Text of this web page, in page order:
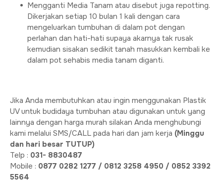
Mengganti Media Tanam atau disebut juga repotting.
Dikerjakan setiap 10 bulan 1 kali dengan cara
mengeluarkan tumbuhan di dalam pot dengan
perlahan dan hati-hati supaya akarnya tak rusak
kemudian sisakan sedikit tanah masukkan kembali ke
dalam pot sehabis media tanam diganti.
Jika Anda membutuhkan atau ingin menggunakan Plastik
UV untuk budidaya tumbuhan atau digunakan untuk yang
lainnya dengan harga murah silakan Anda menghubungi
kami melalui SMS/CALL pada hari dan jam kerja (Minggu
dan hari besar TUTUP)
Telp : 031- 8830487
Mobile : 0877 0282 1277 / 0812 3258 4950 / 0852 3392
5564